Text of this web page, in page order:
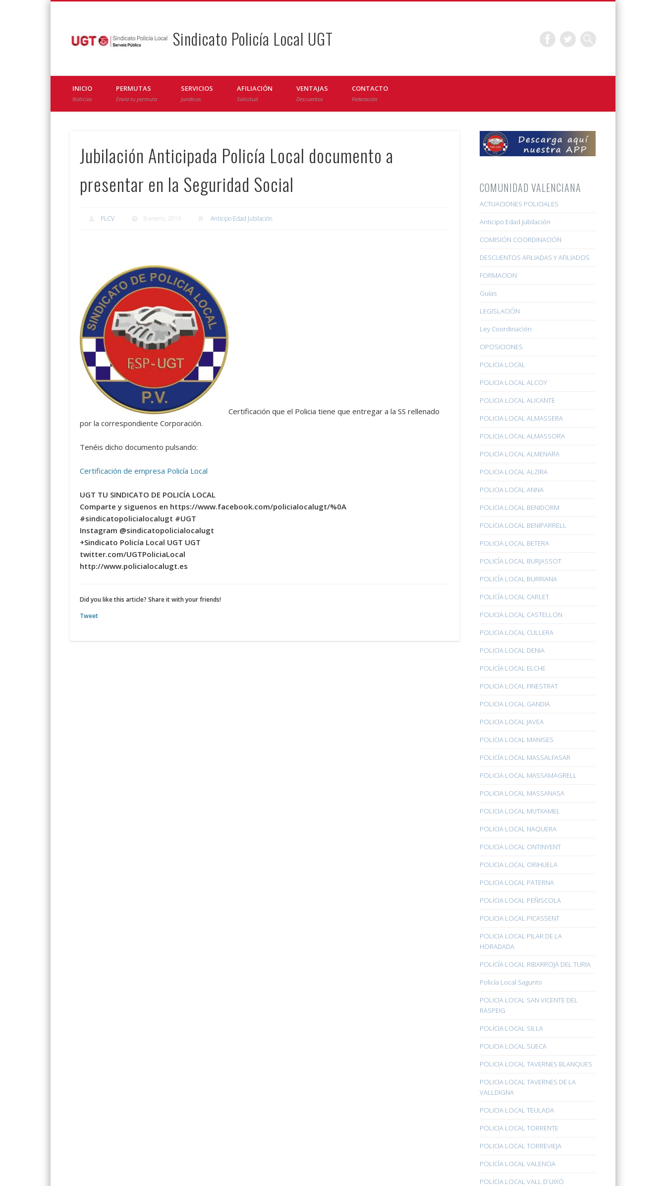
Sindicato Policía Local UGT
FacebookTwitter
INICIO
Noticias
PERMUTAS
Envía tu permuta
SERVICIOS
Jurídicos
AFILIACIÓN
Solicitud
VENTAJAS
Descuentos
CONTACTO
Federación
Jubilación Anticipada Policía Local documento a
presentar en la Seguridad Social
PLCV 8 enero, 2019 Anticipo Edad Jubilación
Certificación que el Policia tiene que entregar a la SS rellenado
por la correspondiente Corporación.
Tenéis dicho documento pulsando:
Certificación de empresa Policía Local
UGT TU SINDICATO DE POLICÍA LOCAL
Comparte y siguenos en https://www.facebook.com/policialocalugt/%0A
#sindicatopolicialocalugt #UGT
Instagram @sindicatopolicialocalugt
+Sindicato Policía Local UGT UGT
twitter.com/UGTPoliciaLocal
http://www.policialocalugt.es
Did you like this article? Share it with your friends!
Tweet
COMUNIDAD VALENCIANA
ACTUACIONES POLICIALES
Anticipo Edad Jubilación
COMISIÓN COORDINACIÓN
DESCUENTOS AFILIADAS Y AFILIADOS
FORMACION
Guías
LEGISLACIÓN
Ley Coordinación
OPOSICIONES
POLICIA LOCAL
POLICIA LOCAL ALCOY
POLICIA LOCAL ALICANTE
POLICIA LOCAL ALMASSERA
POLICIA LOCAL ALMASSORA
POLICIA LOCAL ALMENARA
POLICIA LOCAL ALZIRA
POLICIA LOCAL ANNA
POLICIA LOCAL BENIDORM
POLICIA LOCAL BENIPARRELL
POLICIA LOCAL BETERA
POLICÍA LOCAL BURJASSOT
POLICÍA LOCAL BURRIANA
POLICÍA LOCAL CARLET
POLICIA LOCAL CASTELLON
POLICIA LOCAL CULLERA
POLICIA LOCAL DENIA
POLICÍA LOCAL ELCHE
POLICIA LOCAL FINESTRAT
POLICIA LOCAL GANDIA
POLICIA LOCAL JAVEA
POLICIA LOCAL MANISES
POLICÍA LOCAL MASSALFASAR
POLICIA LOCAL MASSAMAGRELL
POLICIA LOCAL MASSANASA
POLICIA LOCAL MUTXAMEL
POLICIA LOCAL NAQUERA
POLICIA LOCAL ONTINYENT
POLICIA LOCAL ORIHUELA
POLICIA LOCAL PATERNA
POLICIA LOCAL PEÑISCOLA
POLICIA LOCAL PICASSENT
POLICIA LOCAL PILAR DE LA
HORADADA
POLICÍA LOCAL RIBARROJA DEL TURIA
Policía Local Sagunto
POLICIA LOCAL SAN VICENTE DEL
RASPEIG
POLICIA LOCAL SILLA
POLICIA LOCAL SUECA
POLICIA LOCAL TAVERNES BLANQUES
POLICIA LOCAL TAVERNES DE LA
VALLDIGNA
POLICIA LOCAL TEULADA
POLICIA LOCAL TORRENTE
POLICIA LOCAL TORREVIEJA
POLICÍA LOCAL VALENCIA
POLICIA LOCAL VALL D´UIXÓ